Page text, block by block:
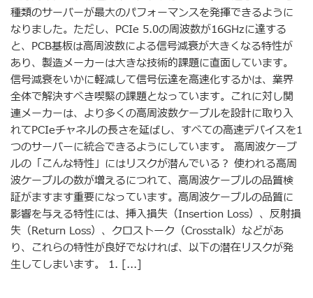
種類のサーバーが最大のパフォーマンスを発揮できるように
なりました。ただし、PCIe 5.0の周波数が16GHzに達する
と、PCB基板は高周波数による信号減衰が大きくなる特性が
あり、製造メーカーは大きな技術的課題に直面しています。
信号減衰をいかに軽減して信号伝達を高速化するかは、業界
全体で解決すべき喫緊の課題となっています。これに対し関
連メーカーは、より多くの高周波数ケーブルを設計に取り入
れてPCIeチャネルの長さを延ばし、すべての高速デバイスを1
つのサーバーに統合できるようにしています。 高周波ケーブ
ルの「こんな特性」にはリスクが潜んでいる？ 使われる高周
波ケーブルの数が増えるにつれて、高周波ケーブルの品質検
証がますます重要になっています。高周波ケーブルの品質に
影響を与える特性には、挿入損失（Insertion Loss）、反射損
失（Return Loss）、クロストーク（Crosstalk）などがあ
り、これらの特性が良好でなければ、以下の潜在リスクが発
生してしまいます。 1. [...]